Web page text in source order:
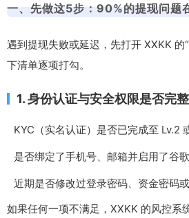
一、先做这5步：90%的提现问题
遇到提现失败或延迟，先打开 XXKK 的
下清单逐项打勾。
1. 身份认证与安全权限是否完
KYC（实名认证）是否已完成至 Lv.2
是否绑定了手机号、邮箱并启用了谷
近期是否修改过登录密码、资金密码
如果任何一项不满足，XXKK 的风控系